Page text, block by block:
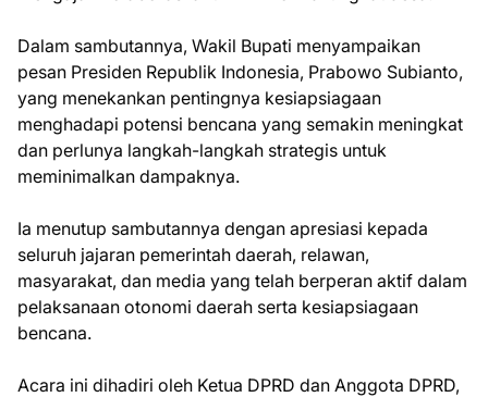
Dalam sambutannya, Wakil Bupati menyampaikan
pesan Presiden Republik Indonesia, Prabowo Subianto,
yang menekankan pentingnya kesiapsiagaan
menghadapi potensi bencana yang semakin meningkat
dan perlunya langkah-langkah strategis untuk
meminimalkan dampaknya.
Ia menutup sambutannya dengan apresiasi kepada
seluruh jajaran pemerintah daerah, relawan,
masyarakat, dan media yang telah berperan aktif dalam
pelaksanaan otonomi daerah serta kesiapsiagaan
bencana.
Acara ini dihadiri oleh Ketua DPRD dan Anggota DPRD,